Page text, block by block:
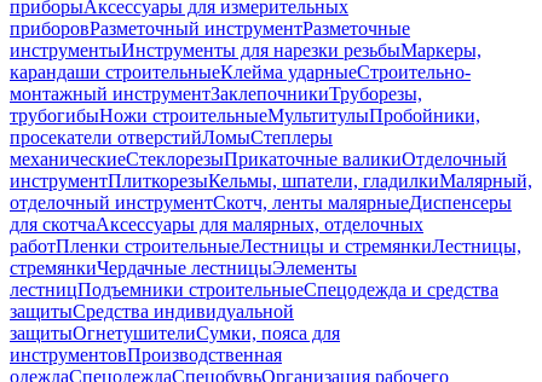
приборыАксессуары для измерительных
приборовРазметочный инструментРазметочные
инструментыИнструменты для нарезки резьбыМаркеры,
карандаши строительныеКлейма ударныеСтроительно-
монтажный инструментЗаклепочникиТруборезы,
трубогибыНожи строительныеМультитулыПробойники,
просекатели отверстийЛомыСтеплеры
механическиеСтеклорезыПрикаточные валикиОтделочный
инструментПлиткорезыКельмы, шпатели, гладилкиМалярный,
отделочный инструментСкотч, ленты малярныеДиспенсеры
для скотчаАксессуары для малярных, отделочных
работПленки строительныеЛестницы и стремянкиЛестницы,
стремянкиЧердачные лестницыЭлементы
лестницПодъемники строительныеСпецодежда и средства
защитыСредства индивидуальной
защитыОгнетушителиСумки, пояса для
инструментовПроизводственная
одеждаСпецодеждаСпецобувьОрганизация рабочего